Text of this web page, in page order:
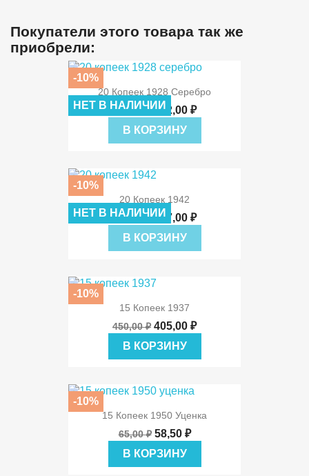
Покупатели этого товара так же
приобрели:
20 Копеек 1928 Серебро
380,00 ₽ 342,00 ₽
В КОРЗИНУ
-10%
НЕТ В НАЛИЧИИ
20 Копеек 1942
230,00 ₽ 207,00 ₽
В КОРЗИНУ
-10%
НЕТ В НАЛИЧИИ
15 Копеек 1937
450,00 ₽ 405,00 ₽
В КОРЗИНУ
-10%
15 Копеек 1950 Уценка
65,00 ₽ 58,50 ₽
В КОРЗИНУ
-10%